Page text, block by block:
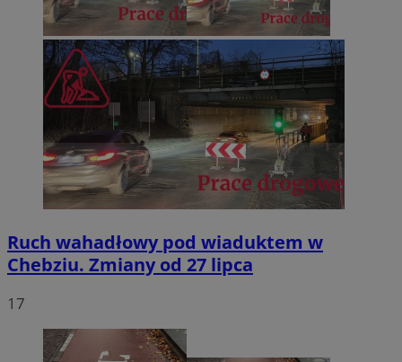
Ruch wahadłowy pod wiaduktem w
Chebziu. Zmiany od 27 lipca
17